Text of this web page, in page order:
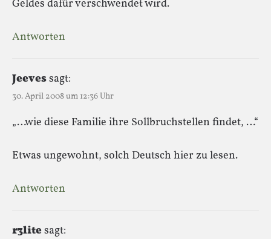
Geldes dafür verschwendet wird.
Antworten
Jeevessagt:
30. April 2008 um 12:36 Uhr
„…wie diese Familie ihre Sollbruchstellen findet, …“
Etwas ungewohnt, solch Deutsch hier zu lesen.
Antworten
r3litesagt: